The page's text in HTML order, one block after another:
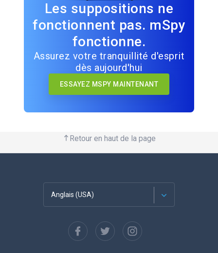
Les suppositions ne
fonctionnent pas. mSpy
fonctionne.
Assurez votre tranquillité d'esprit
dès aujourd'hui
ESSAYEZ MSPY MAINTENANT
Retour en haut de la page
Anglais (USA)
Espagnol